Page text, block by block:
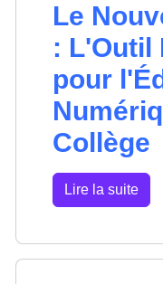
Le
: L'Outil
pour
Collège
Lire la suite